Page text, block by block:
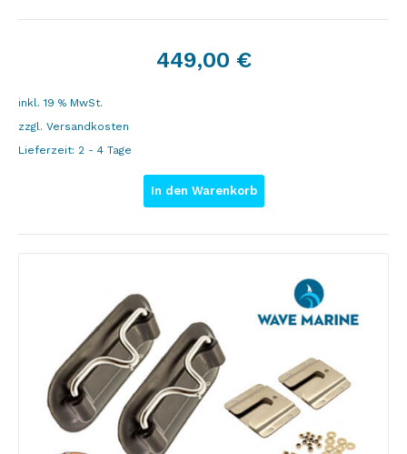
449,00 €
inkl. 19 % MwSt.
zzgl. Versandkosten
Lieferzeit: 2 - 4 Tage
In den Warenkorb